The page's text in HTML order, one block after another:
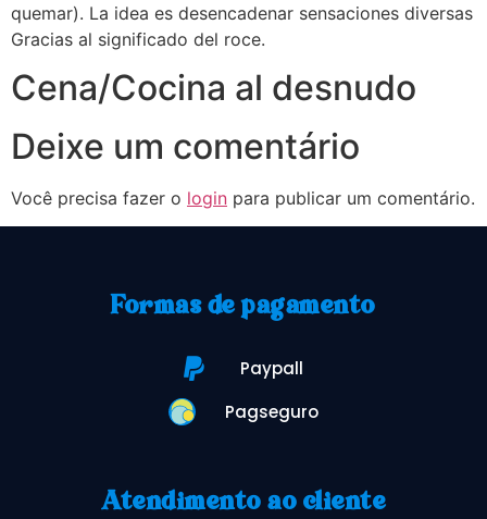
quemar). La idea es desencadenar sensaciones diversas
Gracias al significado del roce.
Cena/Cocina al desnudo
Deixe um comentário
Você precisa fazer o login para publicar um comentário.
Formas de pagamento
Paypall
Pagseguro
Atendimento ao cliente